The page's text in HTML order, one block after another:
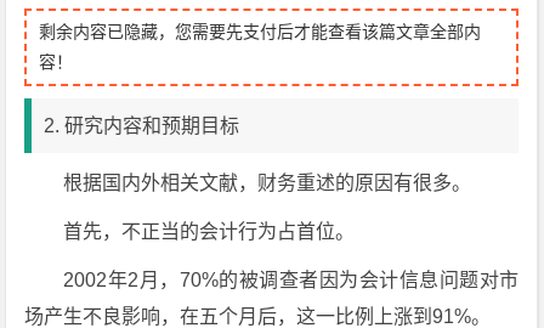
剩余内容已隐藏，您需要先支付后才能查看该篇文章全部内
容！
2. 研究内容和预期目标
根据国内外相关文献，财务重述的原因有很多。
首先，不正当的会计行为占首位。
2002年2月，70%的被调查者因为会计信息问题对市
场产生不良影响，在五个月后，这一比例上涨到91%。